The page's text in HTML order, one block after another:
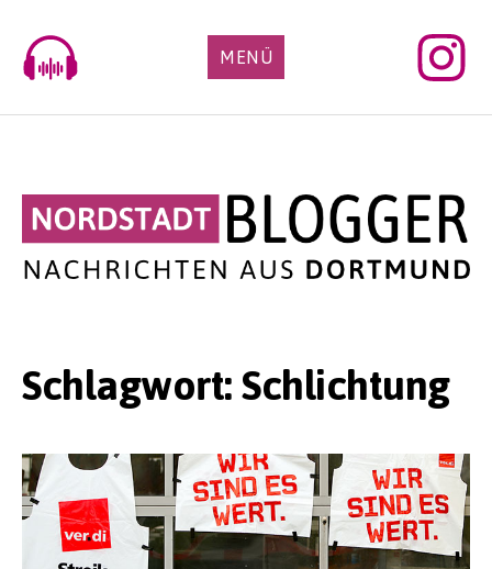
content
MENÜ
Schlagwort:Schlichtung